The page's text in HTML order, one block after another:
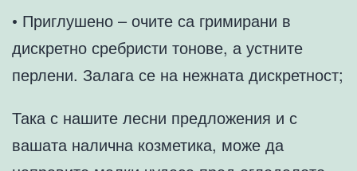
• Приглушено – очите са гримирани в
дискретно сребристи тонове, а устните
перлени. Залага се на нежната дискретност;
Така с нашите лесни предложения и с
вашата налична козметика, може да